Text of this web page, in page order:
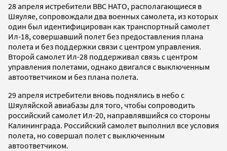
28 апреля истребители ВВС НАТО, располагающиеся в
Шяуляе, сопровождали два военных самолета, из которых
один был идентифицирован как транспортный самолет
Ил-18, совершавший полет без предоставления плана
полета и без поддержки связи с центром управления.
Второй самолет Ил-28 поддерживал связь с центром
управления полетами, однако двигался с выключенным
автоответчиком и без плана полета.
29 апреля истребители вновь поднялись в небо с
Шяуляйской авиабазы для того, чтобы сопроводить
российский самолет Ил-20, направлявшийся со стороны
Калининграда. Российский самолет выполнил все условия
полета, но совершал полет с выключенным
автоответчиком.